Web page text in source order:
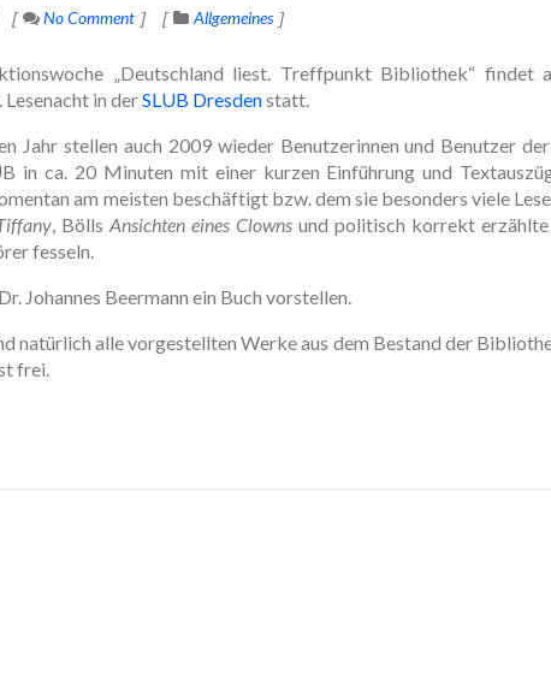
No Comment Allgemeines
„Deutschland liest. Treffpunkt Bibliothek“ findet
in derSLUB Dresdenstatt.
Jahr stellen auch 2009 wieder Benutzerinnen und Benutzer
in ca. 20 Minuten mit einer kurzen Einführung und
am meisten beschäftigt bzw. dem sie besonders viele
, Bölls Ansichten eines Clowns und politisch korrekt
fesseln.
Johannes Beermann ein Buch vorstellen.
natürlich alle vorgestellten Werke aus dem Bestand der
frei.